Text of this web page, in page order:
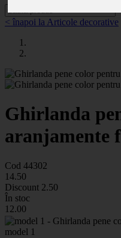
< înapoi la Articole decorative
Ghirlanda
aranjamente
Cod 44302
14.50
Discount 2.50
În stoc
12.00
model 1